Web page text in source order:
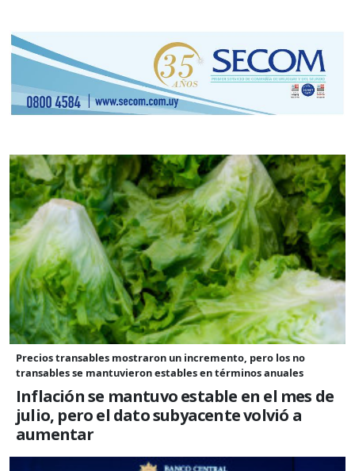
Precios transables mostraron un incremento, pero los no
transables se mantuvieron estables en términos anuales
Inflación se mantuvo estable en el mes de
julio, pero el dato subyacente volvió a
aumentar